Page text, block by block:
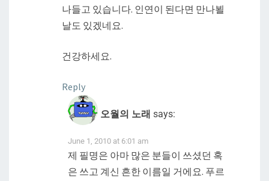
나들고 있습니다. 인연이 된다면 만나뵐
날도 있겠네요.
건강하세요.
Reply
오월의 노래 says:
June 1, 2010 at 6:01 am
제 필명은 아마 많은 분들이 쓰셨던 혹
은 쓰고 계신 흔한 이름일 거에요. 푸르